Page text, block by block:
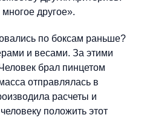
другое».
по боксам раньше?
и весами. За этими
брал пинцетом
отправлялась в
расчеты и
положить этот